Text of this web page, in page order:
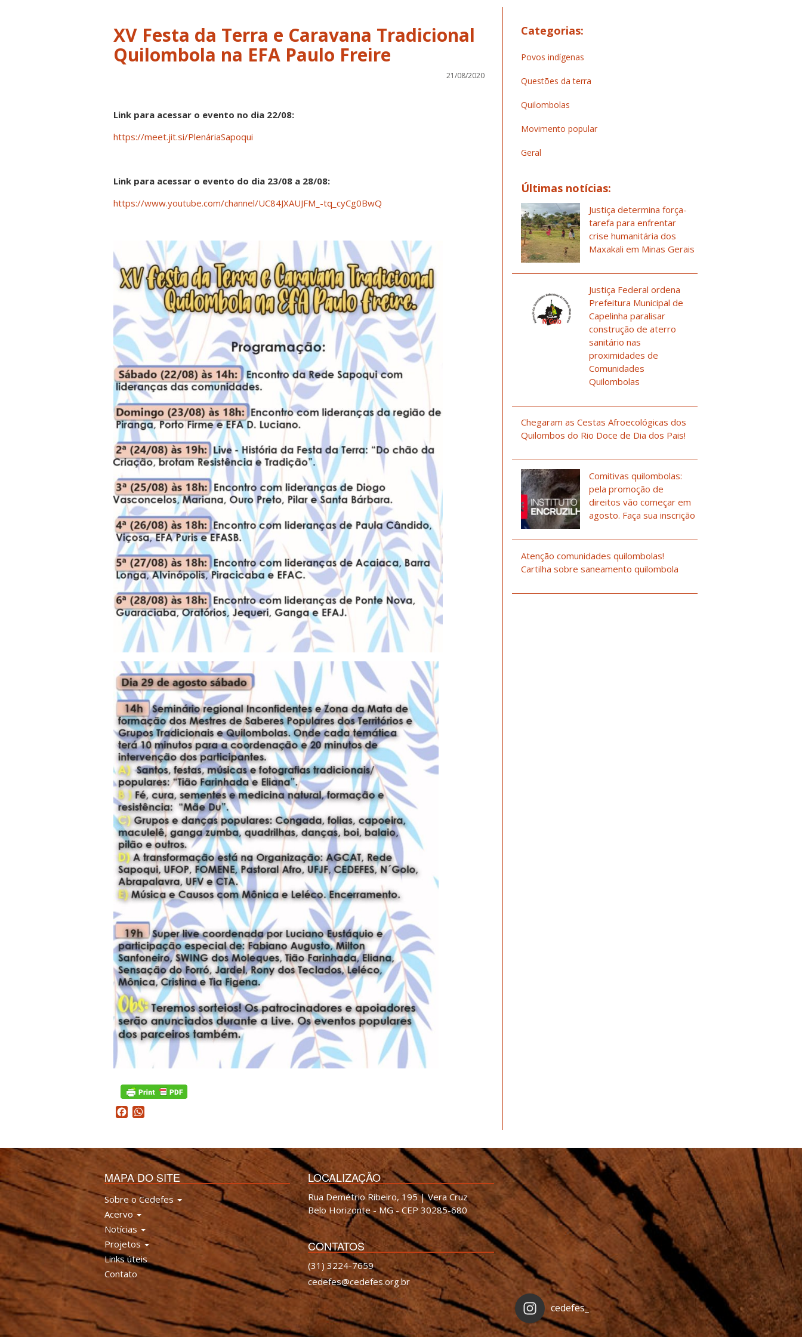
XV Festa da Terra e Caravana Tradicional
Quilombola na EFA Paulo Freire
21/08/2020
Link para acessar o evento no dia 22/08:
https://meet.jit.si/PlenáriaSapoqui
Link para acessar o evento do dia 23/08 a 28/08:
https://www.youtube.com/channel/UC84JXAUJFM_-tq_cyCg0BwQ
Facebook
Categorias:
Povos indígenas
Questões da terra
Quilombolas
Movimento popular
Geral
Últimas notícias:
Justiça determina força-
tarefa para enfrentar
crise humanitária dos
Maxakali em Minas Gerais
Justiça Federal ordena
Prefeitura Municipal de
Capelinha paralisar
construção de aterro
sanitário nas
proximidades de
Comunidades
Quilombolas
Chegaram as Cestas Afroecológicas dos
Quilombos do Rio Doce de Dia dos Pais!
Comitivas quilombolas:
pela promoção de
direitos vão começar em
agosto. Faça sua inscrição
Atenção comunidades quilombolas!
Cartilha sobre saneamento quilombola
MAPA DO SITE
Sobre o Cedefes
Acervo
Notícias
Projetos
Links úteis
Contato
LOCALIZAÇÃO
Rua Demétrio Ribeiro, 195 | Vera Cruz
Belo Horizonte - MG - CEP 30285-680
CONTATOS
(31) 3224-7659
cedefes@cedefes.org.br
cedefes_